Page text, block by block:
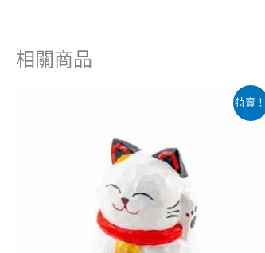
相關商品
特賣！
$149.00。
格：
$88.00。